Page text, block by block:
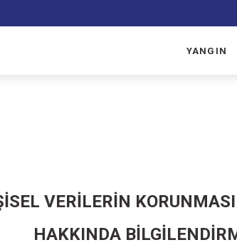
YANGIN
VERİLERİN
HAKKINDA